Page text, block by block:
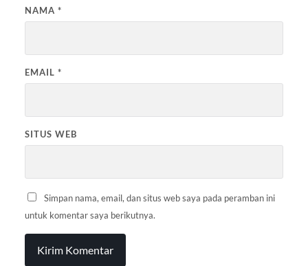
NAMA *
EMAIL *
SITUS WEB
Simpan nama, email, dan situs web saya pada peramban ini
untuk komentar saya berikutnya.